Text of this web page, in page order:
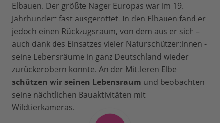
Elbauen. Der größte Nager Europas war im 19.
Jahrhundert fast ausgerottet. In den Elbauen fand er
jedoch einen Rückzugsraum, von dem aus er sich –
auch dank des Einsatzes vieler Naturschützer:innen -
seine Lebensräume in ganz Deutschland wieder
zurückerobern konnte. An der Mittleren Elbe
schützen wir seinen Lebensraum und beobachten
seine nächtlichen Bauaktivitäten mit
Wildtierkameras.